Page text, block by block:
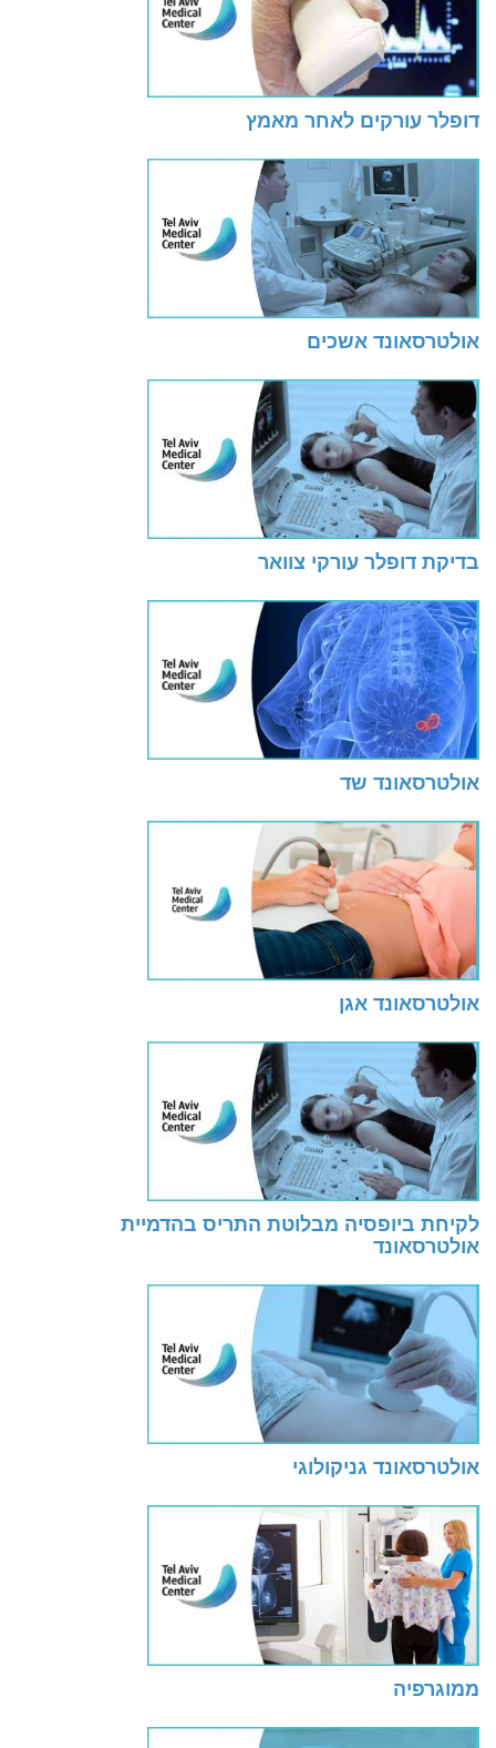
דופלר עורקים לאחר מאמץ
אולטרסאונד אשכים
בדיקת דופלר עורקי צוואר
אולטרסאונד שד
אולטרסאונד אגן
לקיחת ביופסיה מבלוטת התריס בהדמיית
אולטרסאונד
אולטרסאונד גניקולוגי
ממוגרפיה